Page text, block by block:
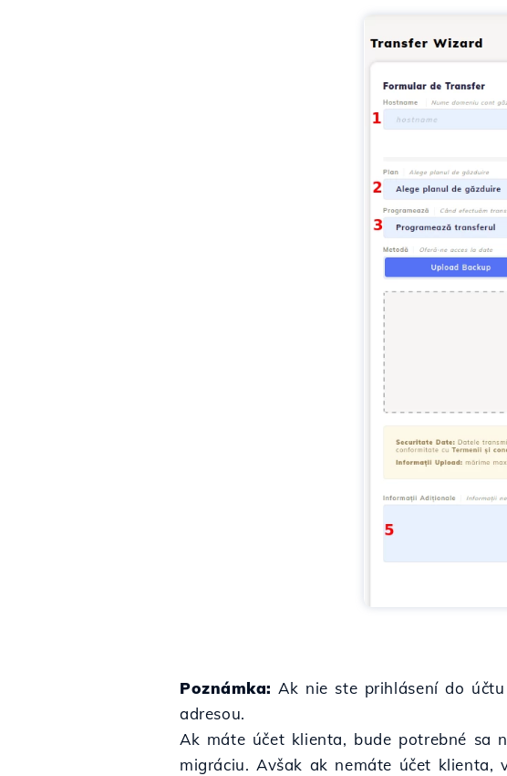
Poznámka: Ak nie ste prihlásení do
adresou.
Ak máte účet klienta, bude potrebné sa
migráciu. Avšak ak nemáte účet